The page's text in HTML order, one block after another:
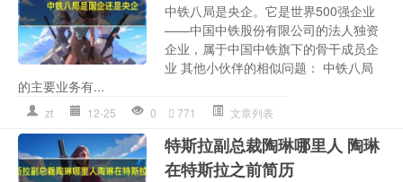
中铁八局是央企。它是世界500强企业
——中国中铁股份有限公司的法人独资
企业，属于中国中铁旗下的骨干成员企
业 其他小伙伴的相似问题： 中铁八局
的主要业务有...
zt 12-25 0 771 文章列表
特斯拉副总裁陶琳哪里人 陶琳
在特斯拉之前简历